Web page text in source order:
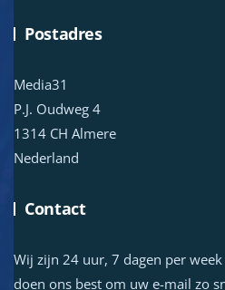
Postadres
Media31
P.J. Oudweg 4
1314 CH Almere
Nederland
Contact
Wij zijn 24 uur, 7 dagen per
doen ons best om uw e-mail zo